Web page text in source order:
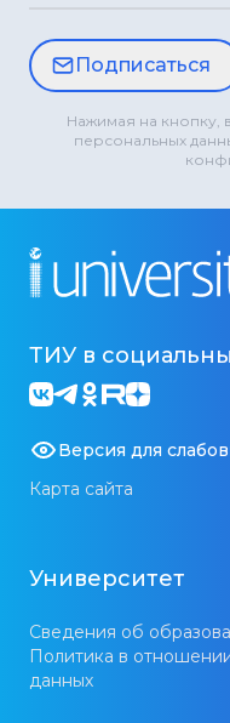
Подписаться
Нажимая на кнопку,
персональных
ТИУ в
Версия для
Карта сайта
Университет
Сведения об
Политика в
данных